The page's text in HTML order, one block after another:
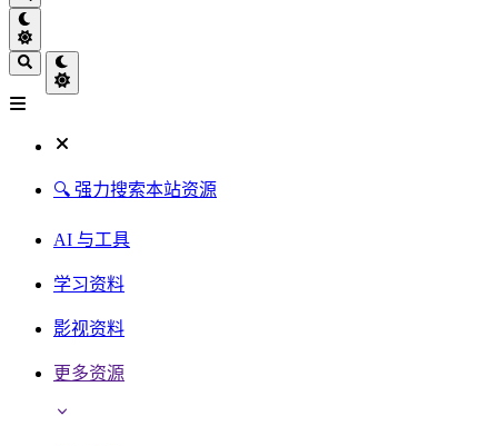
🔍 强力搜索本站资源
AI 与工具
学习资料
影视资料
更多资源